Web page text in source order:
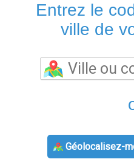
Entrez le
ville de
Géolocalisez-